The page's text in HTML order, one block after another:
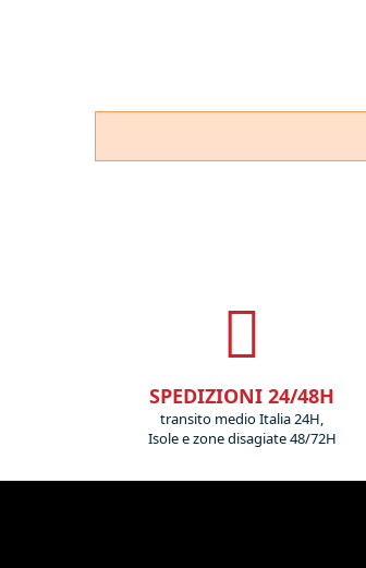
SPEDIZIONI 24/48H
transito medio Italia 24H,
Isole e zone disagiate 48/72H